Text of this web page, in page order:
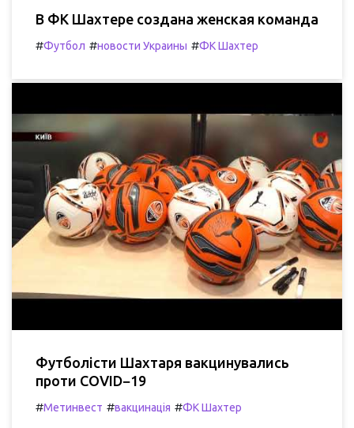
В ФК Шахтере создана женская команда
#Футбол #новости Украины #ФК Шахтер
Футболісти Шахтаря вакцинувались
проти COVID−19
#Метинвест #вакцинація #ФК Шахтер